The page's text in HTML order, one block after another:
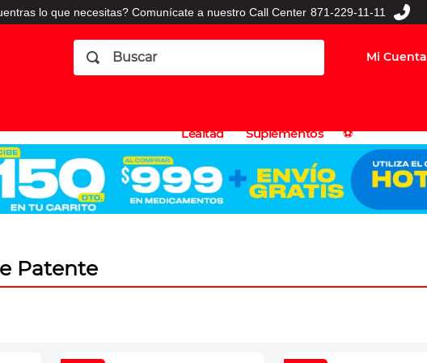
lo que necesitas? Comunícate a nuestro Call Center 871-229-11-11
Buscar
Mi Cuenta
Lealtad
Suplementos
⚽️
Patente